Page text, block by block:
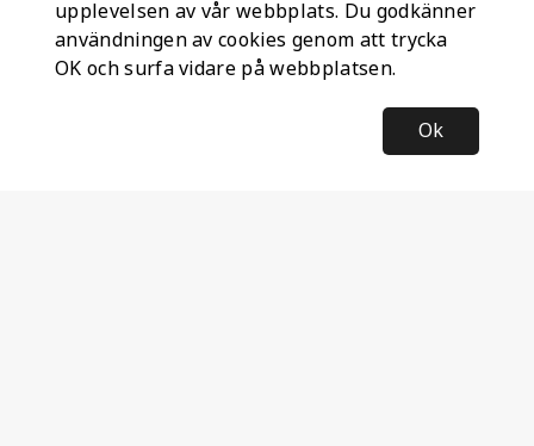
upplevelsen av vår webbplats. Du godkänner
användningen av cookies genom att trycka
OK och surfa vidare på webbplatsen.
Ok